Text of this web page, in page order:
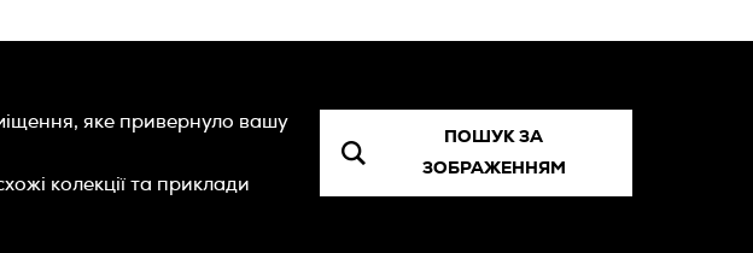
яке привернуло вашу
колекції та приклади
ПОШУК ЗА
ЗОБРАЖЕННЯМ